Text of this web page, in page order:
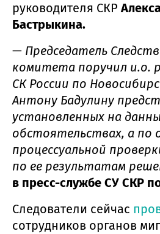
руководителя СКР
Бастрыкина.
— Председатель
комитета поручил и.о.
СК России по
Антону Бадулину
установленных на
обстоятельствах, а по
процессуальной
по ее результатам
в пресс-службе СУ СКР
Следователи сейчас
сотрудников органов